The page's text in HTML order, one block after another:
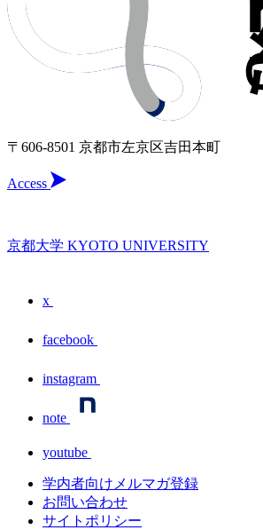
〒606-8501 京都市左京区吉田本町
Access
京都大学 KYOTO UNIVERSITY
x
facebook
instagram
note
youtube
学内者向けメルマガ登録
お問い合わせ
サイトポリシー